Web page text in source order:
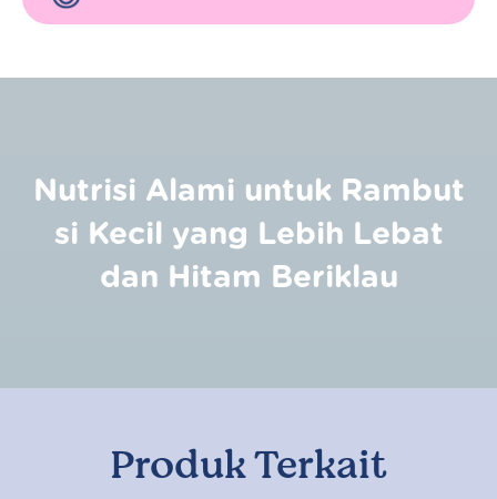
Nutrisi Alami untuk Rambut
si Kecil yang Lebih Lebat
dan Hitam Beriklau
Produk Terkait